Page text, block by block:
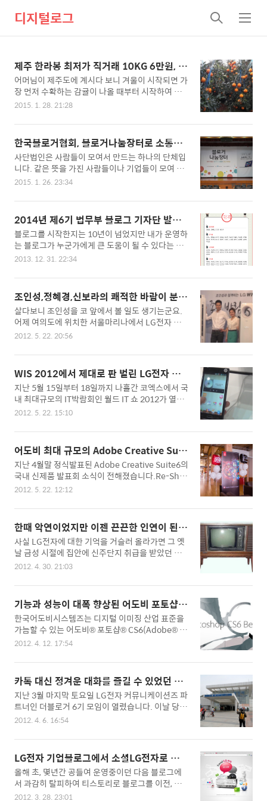
디지털로그
검
색
메
뉴
제주 한라봉 최저가 직거래 10KG 6만원, 당
일 직접 딴 한라봉 판매
어머님이 제주도에 계시다 보니 겨울이 시작되면 가
장 먼저 수확하는 감귤이 나올 때부터 시작하여 한
라봉, 천혜향까지 농장에서 바로 수확한 맛 좋고 신
판매하고 있습니다. 올 해는 유난히 비가 많이 와서
감귤은 예년만 못했지만 한라봉은 아주 맛있게 잘
익어가고 있고 이제 막 출하가 시작되고 있답니다.
정말 탱글 탱글 아주 먹음직스럽게 잘 영글은 한라
봉, 정말 맛있을 것 같죠!! 한라봉은 워낙 가격이 비
싸서 설 명절에 주로 선물용으로 많이 판매가 되는
더 올라가게 마련인데요. 주문하기 비싼 한라봉 저
렴하게 많이 드시라고 선물용 포장 대신 일반 가정
용포장으로 저렴한 가격에 판매 합니다. 혹시 선물
용 포장이 아니라 한라봉..
2015. 1. 28. 21:28
한국블로거협회, 블로거나눔장터로 소통과
나눔의 교두보를 만들다.
사단법인은 사람들이 모여서 만드는 하나의 단체입
니다. 같은 뜻을 가진 사람들이나 기업들이 모여 공
동의 방향을 설정하고 함께 나아가기 위해 만들어지
존재하지 않았습니다. 블로그라는 매체가 성장하면
서 새로운 미디어로 자리매김을 하고 있는 현실에서
도 블로거들의 중지를 모아서 함께 나갈 사단법인은
그동안 존재하지 않았습니다. 그 이유는 블로거들이
1인 미디어로서 개인화가 강하다는 이유도 있었지
만 한편으로 보면 작디 작은 블로그 생태계 속에서
자 논리때문에 협회가 만들어지기 어려웠을 것입니
다. 하지만 블로그 생태계를 지금 보다 더 큰 생태계
로 만들어가기 위해서는 협회의 필요성을 부인할 수
없었고 뜻을 함께 했던 몇몇 블..
2015. 1. 26. 23:34
2014년 제6기 법무부 블로그 기자단 발대
식
블로그를 시작한지는 10년이 넘었지만 내가 운영하
는 블로그가 누군가에게 큰 도움이 될 수 있다는 것
을 알게 된것은 얼마되지 않았습니다. 이 후 블로그
익기자단 활동을 하게되었는데요. 지난해 국민권익
위원회 기자단에 이어 2014년도에는 법무부 블로
그 기자단으로 활동을 하게되었습니다. 먼저 법무부
홈페이지에 공지된 제6기 법무부 블로그 기자단 명
단입니다. 2014년에는 총 74명이 법무부 블로그 기
자단으로 활동을 하게되며 다양한 세대별로 기자단
소 누구에게나 평등하게 적용되어야 하는 것이기 때
문일 것 입니다. 지난 12월 20일 과천 정부종합청사
에서 2014년도 제6기 법무부블로그기자단 공식 발
대식이 있었는데요..
2013. 12. 31. 22:34
조인성,정혜경,신보라의 쾌적한 바람이 분
다, LG전자 휘센에어컨 좋은바람쇼
살다보니 조인성을 코 앞에서 볼 일도 생기는군요.
어제 여의도에 위치한 서울마리나에서 LG전자 휘
센에어컨 미디어데이가 진행되었는데 이 곳에서 난
를 올리고 있는 개그우먼 신보라, 그리고 MBC의 얼
짱 기상캐스터 정혜경씨까지 저마다 자기 분야에서
내 놓으라 하는 유명연예인 3분을 한자리에서 만날
수 있었답니다. 그 유쾌한 현장속으로 고고씽!! LG
전자 휘센에어컨 좋은바람쇼 미디어데이 시종일관
유쾌한 행사장 분위기를 만들어준 신보라씨의 사회
니다. 이번 행사는 좋은바람이란 주제로 진행이 되
었는데 올해 새롭게 출시되는 휘센 에어컨은 소비자
의 건강까지 챙겨주는 슈퍼이오나이저 기능이 추가
되어 상쾌하고 건강한 바람으로 쾌적..
2012. 5. 22. 20:56
WIS 2012에서 제대로 판 벌린 LG전자 부
스 탐방기
지난 5월 15일부터 18일까지 나흘간 코엑스에서 국
내 최대규모의 IT박람회인 월드 IT 쇼 2012가 열렸
습니다.개막 셋째날인 17일날 박람회장을 찾았는데
은 분들이 박람회에서 볼 것이 없다고 성토하는 글
들이 인터넷에 쏟아져서 내심 볼 것 없는 전시장을
가야해야 하는 고민아닌 고민을 했었답니다.그러나
생각과 달리 코엑스에 도착해보니 WIS2012를 관람
하러 온 인파로 인산인해를 이루고 있더군요. 등록
절차를 마치고 1층 전시장부터 천천히 둘러 보았습
품 및 소프트웨어등 다양한 IT기술들을 접할 수 있
었고 이중 기억에 남았던 부스는 컴퓨터로 3D모델
링을 하면 ABS프라스틱을 녹여 실물로 만들어 주는
기술을 ..
2012. 5. 22. 15:10
어도비 최대 규모의 Adobe Creative Suit
e6 신제품 발표회 열린다
지난 4월말 정식발표된 Adobe Creative Suite6의
국내 신제품 발표회 소식이 전해졌습니다.Re-Sha
pe your Future Now라는 주제를 가지고 열리는
버넷,마이클스토더트,칼슐레를 직접 만날 수 있는
아주 소중한 기회입니다. 미국현지에서 지난 4월 열
렸던 어도비 크리에이티브 수트6 신제품 발표회 현
장 모습 Adobe Creative Suite6 신제품 발표회 in
KOREA ** 행사개요 놀라울 정도로 빨라진 Adobe
Creative Suite 6가 출시되었습니다. 누구보다 먼
지 마십시오. 동급 최강의 툴인 Creative Suite 6와
Adobe Creative Clou..
2012. 5. 22. 12:12
한때 악연이었지만 이젠 끈끈한 인연이 된 L
G전자
사실 LG전자에 대한 기억을 거슬러 올라가면 그 옛
날 금성 시절에 집안에 신주단지 취급을 받았던 흑
백 브라운관 TV가 가장 많이 생각나지만 컬러TV가
사본게 전부입니다.뭐 특별한 이유가 있어서 LG전
자를 멀리 했다기 보다는 어머님의 절친이 삼성전자
에 근무하셔서 일반 대리점보다 조금 더 좋은 조건
에 삼성전자 제품을 구입할 수 있었기에 삼성전자
가전제품으로 하나 하나 저희 집안을 채워가게 되었
고 시간이 흐르다 보니 자연스럽게 선호하게 되었습
세월의 흐름속에서 가전부문에서 최고였던 LG전자
가 삼성전자에게 추월당해 만년 2위 자리로 머물게
되면서 더욱 더 LG전자와 인연이 멀어져 갔습니다.
나 자신도 모르게 삼성전자 ..
2012. 4. 30. 21:03
기능과 성능이 대폭 향상된 어도비 포토샵 C
S6 베타 발표
한국어도비시스템즈는 디지털 이미징 산업 표준을
가늠할 수 있는 어도비® 포토샵® CS6(Adobe® P
hotoshop® CS6) 베타 버전을 선보였다고 발표했
로드 가능하며, 사용자 의견을 개발 팀에 제안할 수
있는 좋은 기회다. 새로운 기능과 대폭 향상된 성능
을 제공하는 어도비 포토샵 CS6 베타는 맥과 윈도
우 플랫폼 모두 지원한다. 어도비 포토샵 CS6 정식
버전은 2012년 상반기에 출시될 예정이다. 어도비
포토샵 CS6 베타의 새로운 기능 어도비 포토샵 CS6
이티비티 툴에 집중했으며, 이는 디지털 이미징 분
야에 새로운 차원의 경험을 선사하게 된다. 주요 기
능으로는 콘텐츠 어웨어(Content-..
2012. 4. 12. 17:54
카톡 대신 정겨운 대화를 즐길 수 있었던 LG
전자 더블로거 남양주 도보여행
지난 3월 마지막 토요일 LG전자 커뮤니케이션즈 파
트너인 더블로거 6기 모임이 열렸습니다. 이날 당일
여행의 컨셉은 잠시라도 디지털세상을 잊고 아날로
비의 도시 남양주의 팔당역에서 시작하여 아름다운
남한강 경관을 벗 삼아 지금은 폐철길이 되어버린
추억속의 경춘선 철길 도보여행 그리고 동양에서 최
고로 아름다운 전경을 가지고 있는 수종사까지 이어
진 감성여행으로 그동안 도심에서 느낄 수 없었던
넉넉함과 여유로움을 만끽할 수 있었던 하루 였습니
2012. 4. 6. 16:54
LG전자 기업블로그에서 소셜LG전자로 탈바
꿈한 이유는?
올해 초, 몇년간 공들여 운영중이던 다음 블로그에
서 과감히 탈피하여 티스토리로 블로그를 이전, 처
음부터 다시 시작하는 마음으로 고군분투하고 있는
2012. 3. 28. 23:01